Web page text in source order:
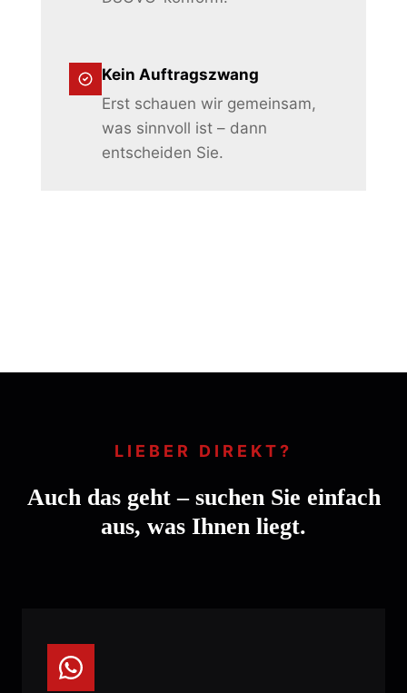
Kein Auftragszwang
Erst schauen wir gemeinsam,
was sinnvoll ist – dann
entscheiden Sie.
LIEBER DIREKT?
Auch das geht – suchen Sie einfach
aus, was Ihnen liegt.